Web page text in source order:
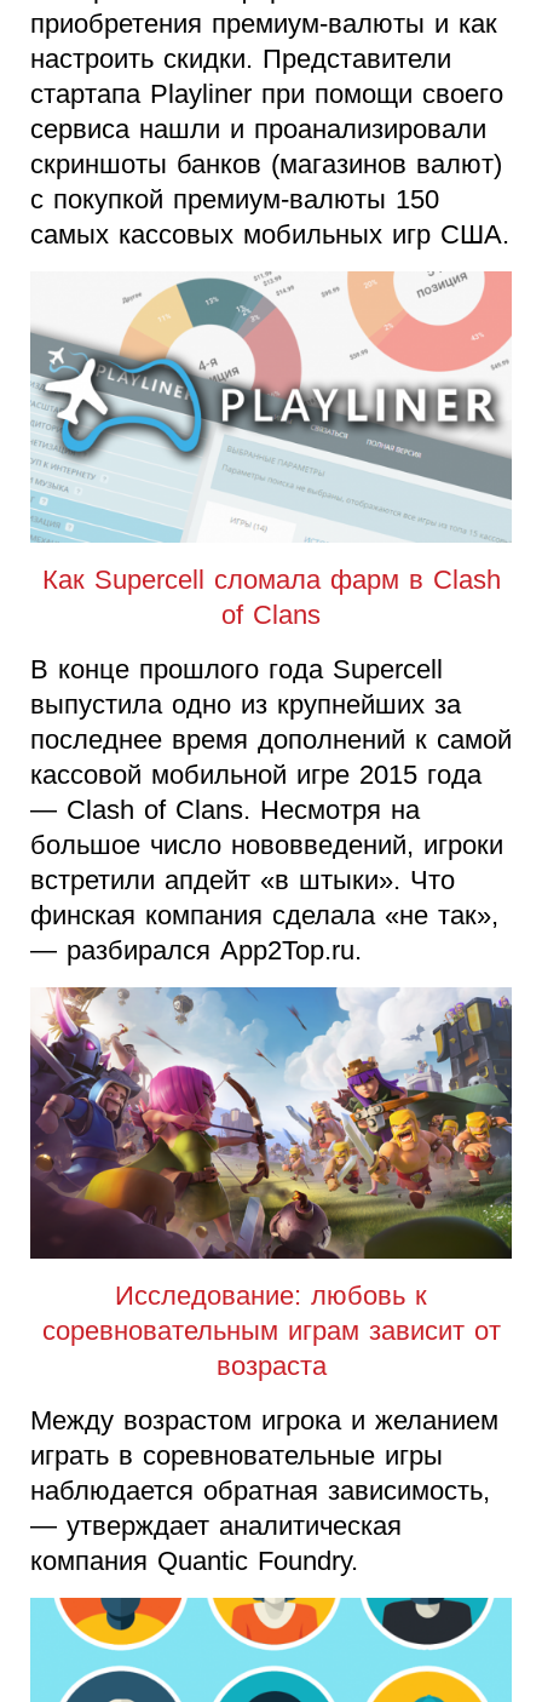
приобретения премиум-валюты и как
настроить скидки. Представители
стартапа Playliner при помощи своего
сервиса нашли и проанализировали
скриншоты банков (магазинов валют)
с покупкой премиум-валюты 150
самых кассовых мобильных игр США.
Как Supercell сломала фарм в Clash
of Clans
В конце прошлого года Supercell
выпустила одно из крупнейших за
последнее время дополнений к самой
кассовой мобильной игре 2015 года
— Clash of Clans. Несмотря на
большое число нововведений, игроки
встретили апдейт «в штыки». Что
финская компания сделала «не так»,
— разбирался App2Top.ru.
Исследование: любовь к
соревновательным играм зависит от
возраста
Между возрастом игрока и желанием
играть в соревновательные игры
наблюдается обратная зависимость,
— утверждает аналитическая
компания Quantic Foundry.